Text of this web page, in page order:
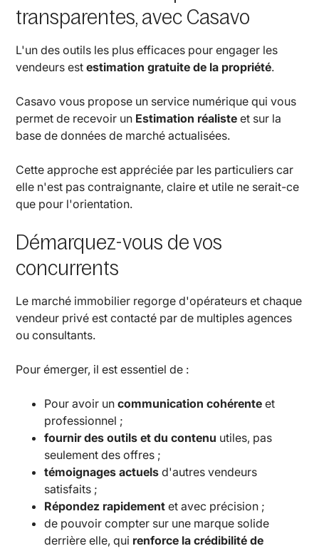
transparentes, avec Casavo
L'un des outils les plus efficaces pour engager les
vendeurs estestimation gratuite de la propriété.
Casavo vous propose un service numérique qui vous
permet de recevoir un Estimation réalisteet sur la
base de données de marché actualisées.
Cette approche est appréciée par les particuliers car
elle n'est pas contraignante, claire et utile ne serait-ce
que pour l'orientation.
Démarquez-vous de vos
concurrents
Le marché immobilier regorge d'opérateurs et chaque
vendeur privé est contacté par de multiples agences
ou consultants.
Pour émerger, il est essentiel de :
Pour avoir uncommunication cohérente et
professionnel ;
fournir des outils et du contenu utiles, pas
seulement des offres ;
témoignages actuels d'autres vendeurs
satisfaits ;
Répondez rapidement et avec précision ;
de pouvoir compter sur une marque solide
derrière elle, qui renforce la crédibilité de